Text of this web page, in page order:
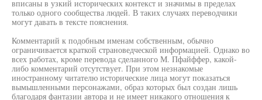
вписаны в узкий исторических контекст и значимы в пределах
только одного сообщества людей. В таких случаях переводчики
могут давать в тексте пояснения.
Комментарий к подобным именам собственным, обычно
ограничивается краткой страноведческой информацией. Однако во
всех работах, кроме перевода сделанного М. Пфайффер, какой-
либо комментарий отсутствует. При этом незнакомые
иностранному читателю исторические лица могут показаться
вымышленными персонажами, образ которых был создан лишь
благодаря фантазии автора и не имеет никакого отношения к